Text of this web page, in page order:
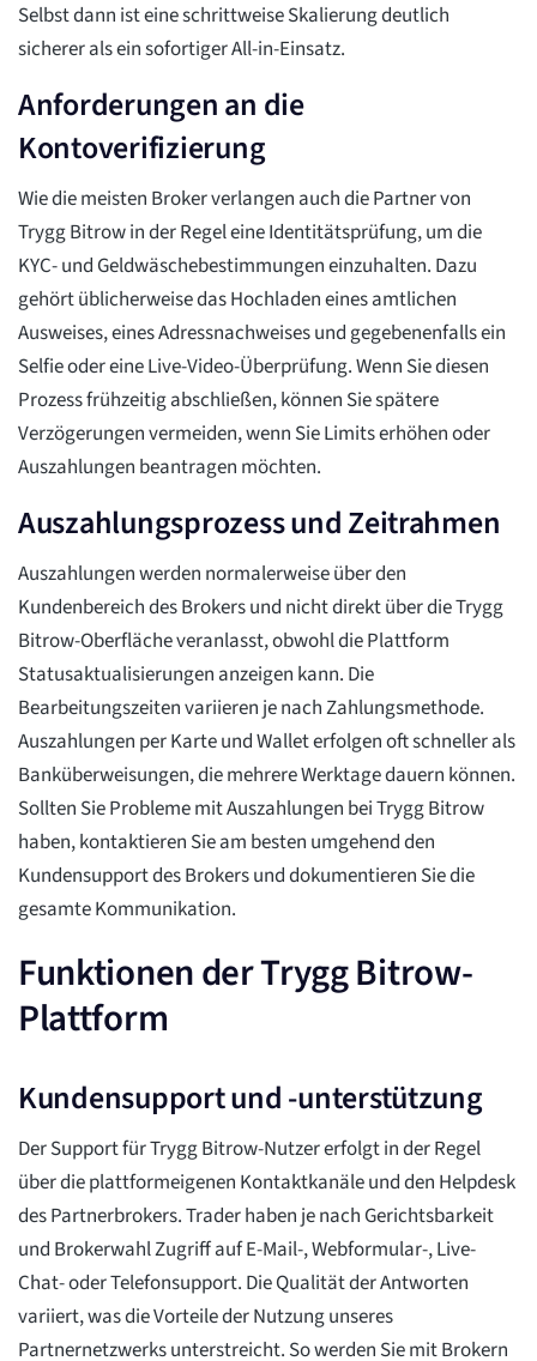
Selbst dann ist eine schrittweise Skalierung deutlich
sicherer als ein sofortiger All-in-Einsatz.
Anforderungen an die
Kontoverifizierung
Wie die meisten Broker verlangen auch die Partner von
Trygg Bitrow in der Regel eine Identitätsprüfung, um die
KYC- und Geldwäschebestimmungen einzuhalten. Dazu
gehört üblicherweise das Hochladen eines amtlichen
Ausweises, eines Adressnachweises und gegebenenfalls ein
Selfie oder eine Live-Video-Überprüfung. Wenn Sie diesen
Prozess frühzeitig abschließen, können Sie spätere
Verzögerungen vermeiden, wenn Sie Limits erhöhen oder
Auszahlungen beantragen möchten.
Auszahlungsprozess und Zeitrahmen
Auszahlungen werden normalerweise über den
Kundenbereich des Brokers und nicht direkt über die Trygg
Bitrow-Oberfläche veranlasst, obwohl die Plattform
Statusaktualisierungen anzeigen kann. Die
Bearbeitungszeiten variieren je nach Zahlungsmethode.
Auszahlungen per Karte und Wallet erfolgen oft schneller als
Banküberweisungen, die mehrere Werktage dauern können.
Sollten Sie Probleme mit Auszahlungen bei Trygg Bitrow
haben, kontaktieren Sie am besten umgehend den
Kundensupport des Brokers und dokumentieren Sie die
gesamte Kommunikation.
Funktionen der Trygg Bitrow-
Plattform
Kundensupport und -unterstützung
Der Support für Trygg Bitrow-Nutzer erfolgt in der Regel
über die plattformeigenen Kontaktkanäle und den Helpdesk
des Partnerbrokers. Trader haben je nach Gerichtsbarkeit
und Brokerwahl Zugriff auf E-Mail-, Webformular-, Live-
Chat- oder Telefonsupport. Die Qualität der Antworten
variiert, was die Vorteile der Nutzung unseres
Partnernetzwerks unterstreicht. So werden Sie mit Brokern